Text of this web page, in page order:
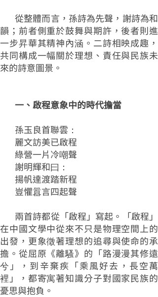
從整體而言，孫詩為先聲，謝詩為和
韻；前者側重於鼓舞與期許，後者則進
一步昇華其精神內涵。二詩相映成趣，
共同構成一幅關於理想、責任與民族未
來的詩意圖景。
一、啟程意象中的時代擔當
孫玉良首聯雲：
麗文訪美已啟程
綠營一片冷嘲聲
謝明輝和曰：
揚帆達渡踏新程
豈懼囂言四起聲
兩首詩都從「啟程」寫起。「啟程」
在中國文學中從來不只是物理空間上的
出發，更象徵著理想的追尋與使命的承
擔。從屈原《離騷》的「路漫漫其修遠
兮」，到辛棄疾「乘風好去，長空萬
裡」，都寄寓著知識分子對國家民族的
憂思與抱負。